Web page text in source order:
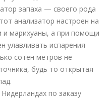
запаха — своего рода
анализатор настроен на
и марихуаны, а при помощи
улавливать испарения
сотен метров не
будь то открытая
по заказу